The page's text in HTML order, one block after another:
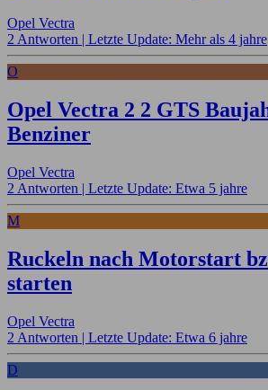
Opel Vectra
2 Antworten | Letzte Update: Mehr als 4 jahre
O
Opel Vectra 2 2 GTS
Benziner
Opel Vectra
2 Antworten | Letzte Update: Etwa 5 jahre
M
Ruckeln nach Motorstart
starten
Opel Vectra
2 Antworten | Letzte Update: Etwa 6 jahre
D